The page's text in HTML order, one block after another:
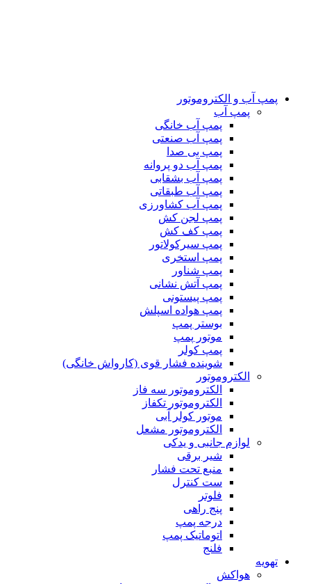
پمپ آب و الکتروموتور
پمپ آب
پمپ آب خانگی
پمپ آب صنعتی
پمپ بی صدا
پمپ آب دو پروانه
پمپ آب بشقابی
پمپ آب طبقاتی
پمپ آب کشاورزی
پمپ لجن کش
پمپ کف کش
پمپ سیرکولاتور
پمپ استخری
پمپ شناور
پمپ آتش نشانی
پمپ پیستونی
پمپ هواده اسپلش
بوستر پمپ
موتور پمپ
پمپ کولر
شوینده فشار قوی (کارواش خانگی)
الکتروموتور
الکتروموتور سه فاز
الکتروموتور تکفاز
موتور کولر آبی
الکتروموتور مشعل
لوازم جانبی و یدکی
شیر برقی
منبع تحت فشار
ست کنترل
فلوتر
پنج راهی
درجه پمپ
اتوماتیک پمپ
فلنج
تهویه
هواکش